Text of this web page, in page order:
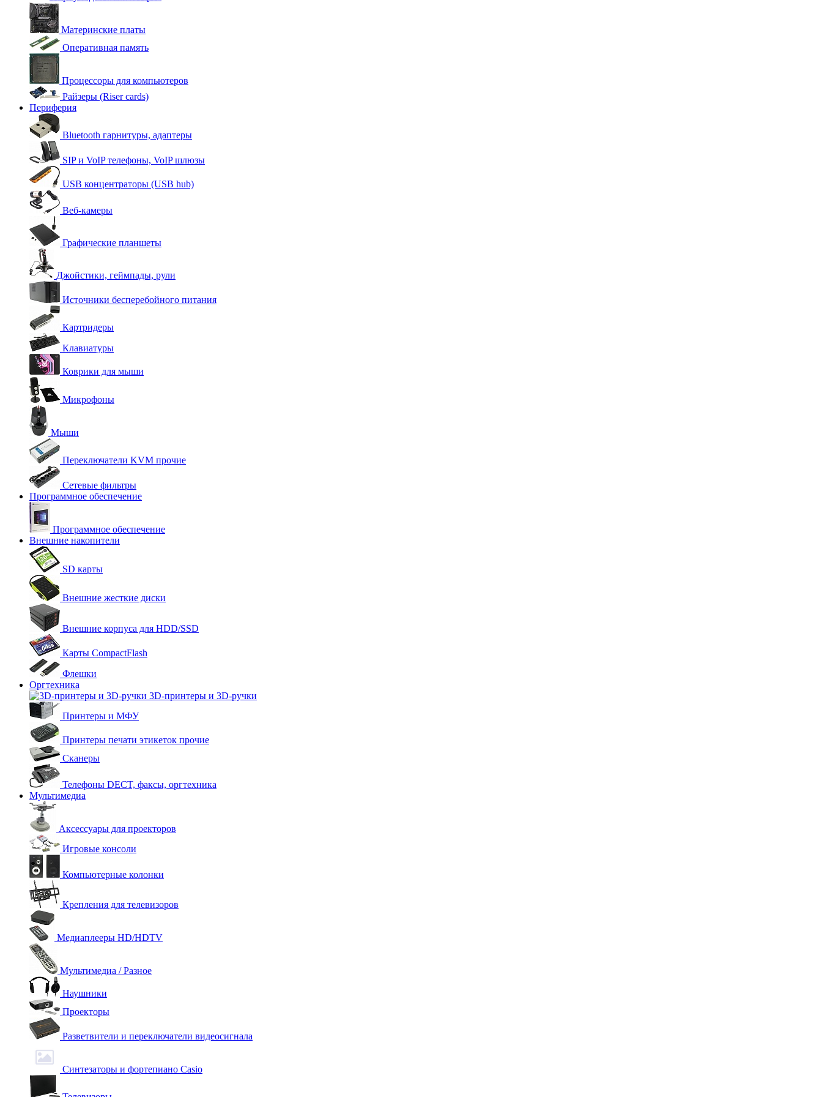
Материнские платы
Оперативная память
Процессоры для компьютеров
Райзеры (Riser cards)
Периферия
Bluetooth гарнитуры, адаптеры
SIP и VoIP телефоны, VoIP шлюзы
USB концентраторы (USB hub)
Веб-камеры
Графические планшеты
Джойстики, геймпады, рули
Источники бесперебойного питания
Картридеры
Клавиатуры
Коврики для мыши
Микрофоны
Мыши
Переключатели KVM прочие
Сетевые фильтры
Программное обеспечение
Программное обеспечение
Внешние накопители
SD карты
Внешние жесткие диски
Внешние корпуса для HDD/SSD
Карты CompactFlash
Флешки
Оргтехника
3D-принтеры и 3D-ручки
Принтеры и МФУ
Принтеры печати этикеток прочие
Сканеры
Телефоны DECT, факсы, оргтехника
Мультимедиа
Аксессуары для проекторов
Игровые консоли
Компьютерные колонки
Крепления для телевизоров
Медиаплееры HD/HDTV
Мультимедиа / Разное
Наушники
Проекторы
Разветвители и переключатели видеосигнала
Синтезаторы и фортепиано Casio